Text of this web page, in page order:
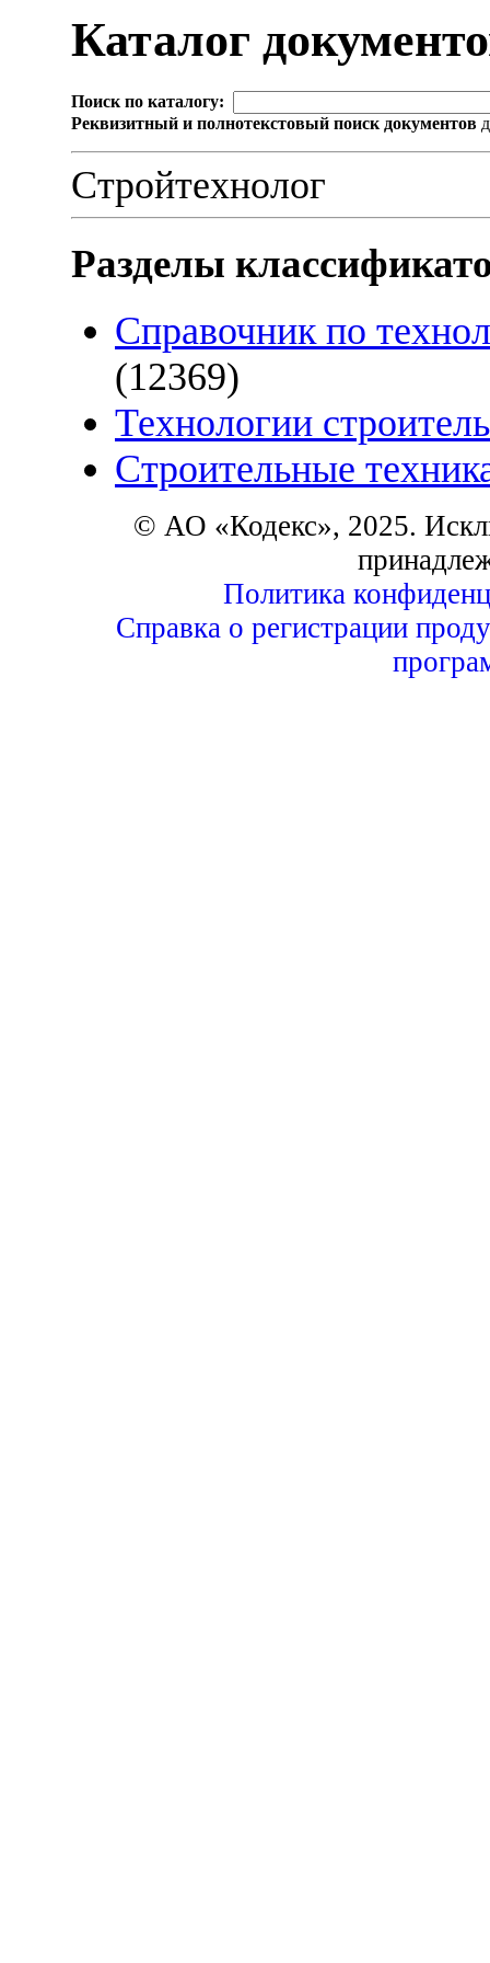
Каталог
Поиск по каталогу:
Реквизитный и полнотекстовый поиск документов
Стройтехнолог
Разделы
Справочник по
(12369)
Технологии
Строительные
© АО «Кодекс», 2025.
Политика
Справка о регистрации